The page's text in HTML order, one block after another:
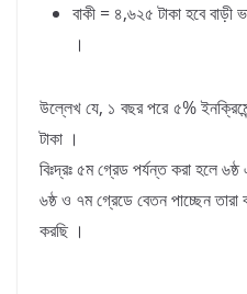
বাকী = ৪,৬২৫ টাকা হবে বাড়ী
।
উল্লেখ যে, ১ বছর পরে ৫%
টাকা ।
বিঃদ্রঃ ৫ম গ্রেড পর্যন্ত করা হলে
৬ষ্ঠ ও ৭ম গ্রেডে বেতন পাচ্ছেন
করছি ।